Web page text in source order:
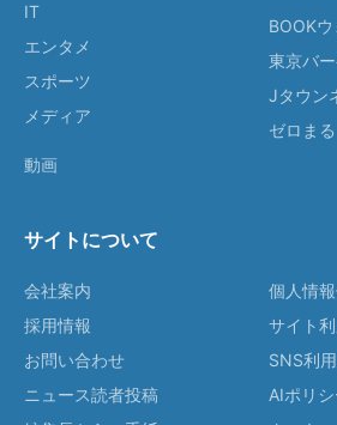
IT
エンタメ
スポーツ
メディア
動画
BOOK
東京バ
Jタウン
ゼロまる
サイトについて
会社案内
採用情報
お問い合わせ
ニュース読者投稿
個人情
サイト
SNS利
AIポリ